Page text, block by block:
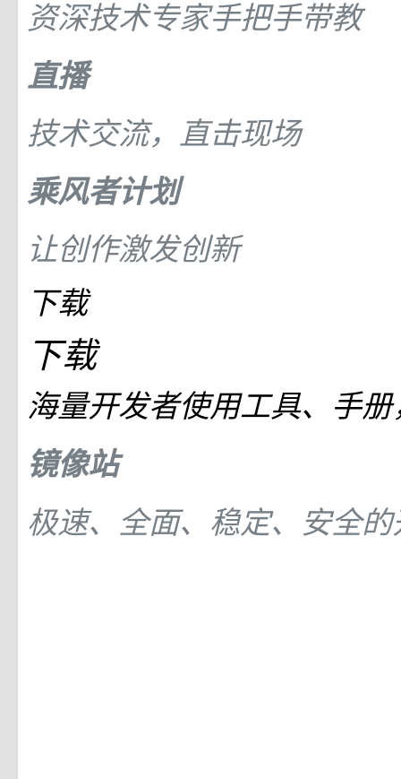
资深技术专家手把手带教
直播
技术交流，直击现场
乘风者计划
让创作激发创新
下载
下载
海量开发者使用工具、手
镜像站
极速、全面、稳定、安全